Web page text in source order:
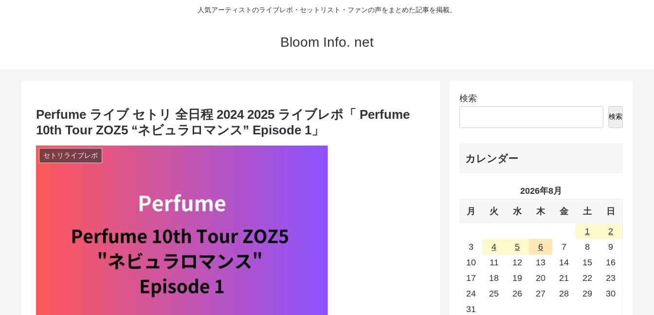
人気アーティストのライブレポ・セットリスト・ファンの声をまとめた記事を掲載。
Bloom Info. net
Perfume ライブ セトリ 全日程 2024 2025 ライブレポ「 Perfume
10th Tour ZOZ5 “ネビュラロマンス” Episode 1」
セトリライブレポ
検索
検索
カレンダー
2026年8月
月 火 水 木 金 土 日
1
2
3
4 5 6 7 8
9
10
11 12 13 14 15
16
17
18 19 20 21 22
23
24
25 26 27 28 29
30
31